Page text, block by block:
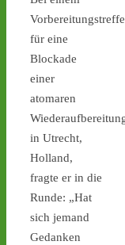
für eine
Blockade
einer
atomaren
in Utrecht,
Holland,
fragte er in die
Runde: „Hat
sich jemand
Gedanken